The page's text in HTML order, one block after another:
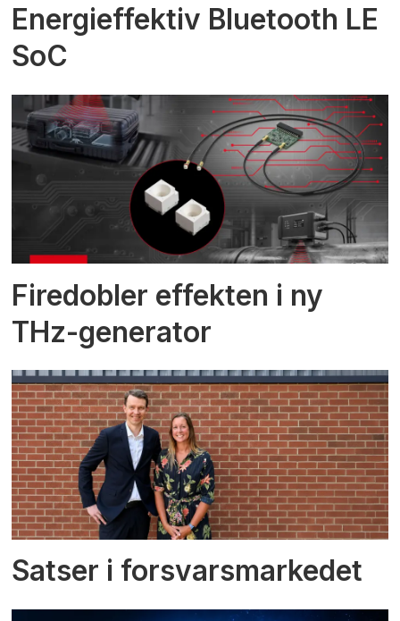
Energieffektiv Bluetooth LE
SoC
Firedobler effekten i ny
THz-generator
Satser i forsvarsmarkedet